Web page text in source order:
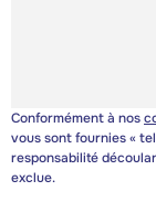
Conformément à nos
vous sont fournies «
responsabilité
exclue.